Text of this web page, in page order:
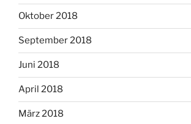
Oktober 2018
September 2018
Juni 2018
April 2018
März 2018